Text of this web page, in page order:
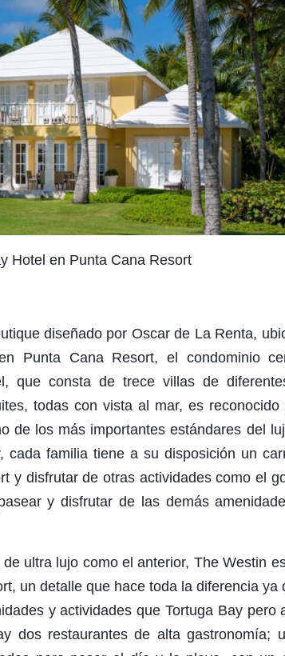
Hotel en Punta Cana Resort
diseñado por Oscar de La Renta,
Punta Cana Resort, el condominio
que consta de trece villas de
todas con vista al mar, es reconocido
de los más importantes estándares del
cada familia tiene a su disposición un
y disfrutar de otras actividades como el
y disfrutar de las demás
ultra lujo como el anterior, The Westin
un detalle que hace toda la diferencia ya
y actividades que Tortuga Bay pero
dos restaurantes de alta gastronomía;